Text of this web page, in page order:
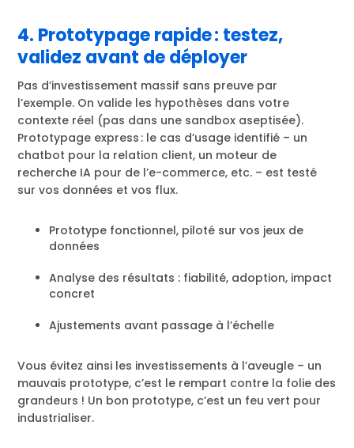
4. Prototypage rapide : testez,
validez avant de déployer
Pas d’investissement massif sans preuve par
l’exemple. On valide les hypothèses dans votre
contexte réel (pas dans une sandbox aseptisée).
Prototypage express : le cas d’usage identifié – un
chatbot pour la relation client, un moteur de
recherche IA pour de l’e-commerce, etc. – est testé
sur vos données et vos flux.
Prototype fonctionnel, piloté sur vos jeux de
données
Analyse des résultats : fiabilité, adoption, impact
concret
Ajustements avant passage à l’échelle
Vous évitez ainsi les investissements à l’aveugle – un
mauvais prototype, c’est le rempart contre la folie des
grandeurs ! Un bon prototype, c’est un feu vert pour
industrialiser.